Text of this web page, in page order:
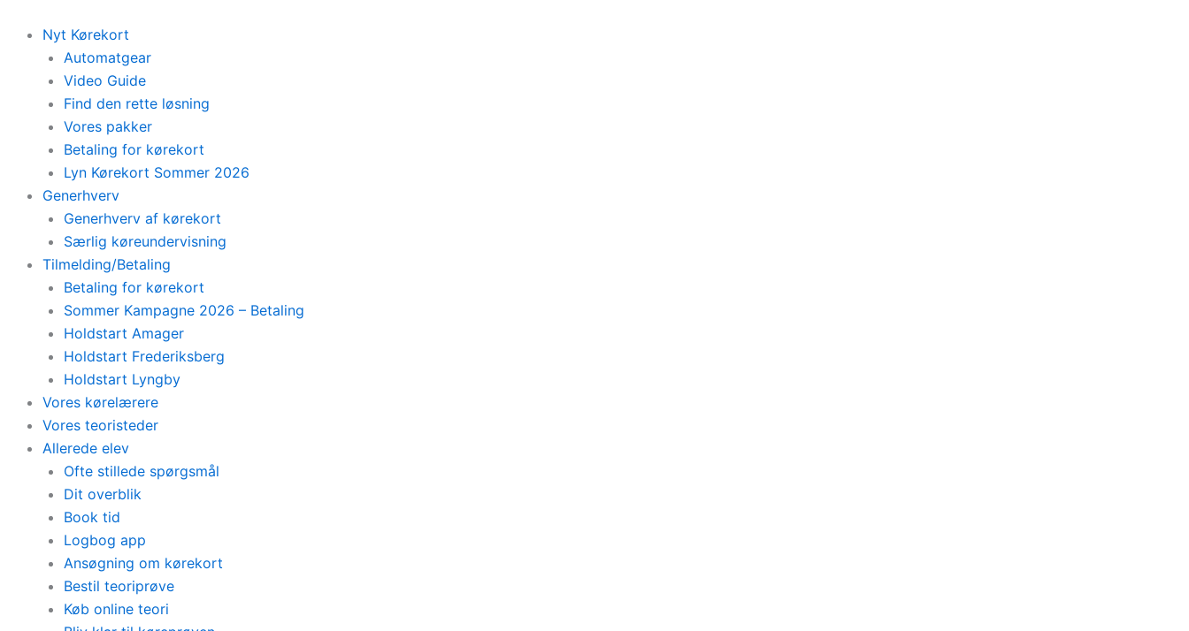
content
Nyt Kørekort
Automatgear
Video Guide
Find den rette løsning
Vores pakker
Betaling for kørekort
Lyn Kørekort Sommer 2026
Generhverv
Generhverv af kørekort
Særlig køreundervisning
Tilmelding/Betaling
Betaling for kørekort
Sommer Kampagne 2026 – Betaling
Holdstart Amager
Holdstart Frederiksberg
Holdstart Lyngby
Vores kørelærere
Vores teoristeder
Allerede elev
Ofte stillede spørgsmål
Dit overblik
Book tid
Logbog app
Ansøgning om kørekort
Bestil teoriprøve
Køb online teori